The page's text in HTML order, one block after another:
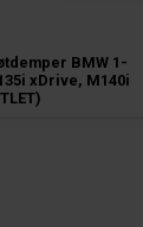
BMW 1-
xDrive, M140i